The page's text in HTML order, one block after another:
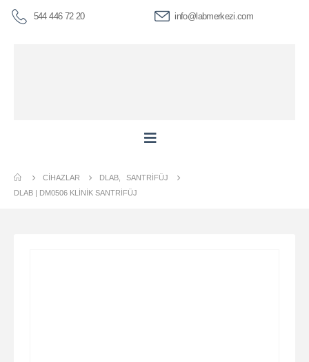
544 446 72 20 info@labmerkezi.com
CIHAZLAR DLAB
SANTRIFÜJ
DLAB | DM0506 KLINIK SANTRIFÜJ